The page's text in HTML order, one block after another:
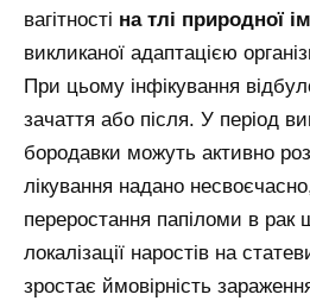
вагітності на тлі природної
викликаної адаптацією
При цьому інфікування
зачаття або після. У період
бородавки можуть активно
лікування надано
переростання папіломи в
локалізації наростів на
зростає ймовірність